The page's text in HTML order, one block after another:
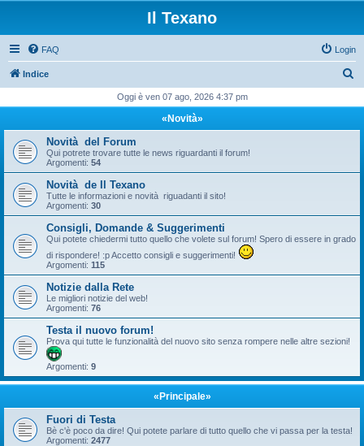
Il Texano
FAQ Login
Indice
c
Oggi è ven 07 ago, 2026 4:37 pm
«Novità»
Novità del Forum
Qui potrete trovare tutte le news riguardanti il forum!
Argomenti: 54
Novità de Il Texano
Tutte le informazioni e novità riguadanti il sito!
Argomenti: 30
Consigli, Domande & Suggerimenti
Qui potete chiedermi tutto quello che volete sul forum! Spero di essere in grado
di rispondere! :p Accetto consigli e suggerimenti!
Argomenti: 115
Notizie dalla Rete
Le migliori notizie del web!
Argomenti: 76
Testa il nuovo forum!
Prova qui tutte le funzionalità del nuovo sito senza rompere nelle altre sezioni!
Argomenti: 9
«Principale»
Fuori di Testa
Bè c'è poco da dire! Qui potete parlare di tutto quello che vi passa per la testa!
Argomenti: 2477